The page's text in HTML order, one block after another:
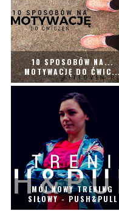
10 SPOSOBÓW NA...
MOTYWACJĘ DO
MÓJ NOWY TRENING
SIŁOWY - PUSH&PULL